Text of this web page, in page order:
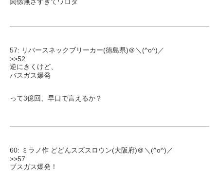
57: リバースネックブリーカー(徳島県)＠＼(^o^)／
>>52
逆にきくけど、
バスガス爆発
って3億回、早口で言えるか？
60: ミラノ作 どどんスズスロウン(大阪府)＠＼(^o^)／
>>57
ブスガス爆発！